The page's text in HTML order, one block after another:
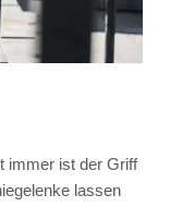
immer ist der Griff
lassen